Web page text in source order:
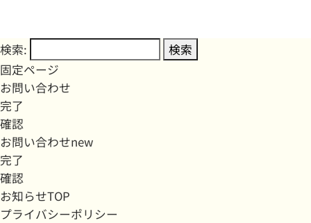
検索:
固定ページ
お問い合わせ
完了
確認
お問い合わせnew
完了
確認
お知らせTOP
プライバシーポリシー